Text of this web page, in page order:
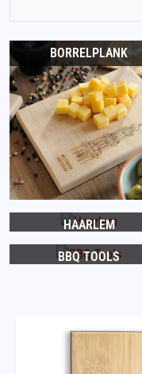
BORRELPLANK
HAARLEM
BBQ TOOLS